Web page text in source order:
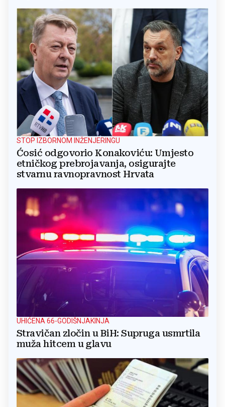
STOP IZBORNOM INŽENJERINGU
Ćosić odgovorio Konakoviću: Umjesto
etničkog prebrojavanja, osigurajte
stvarnu ravnopravnost Hrvata
UHIĆENA 66-GODIŠNJAKINJA
Stravičan zločin u BiH: Supruga usmrtila
muža hitcem u glavu